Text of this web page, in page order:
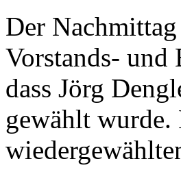
Der
Vorstands- und
dass Jörg
gewählt wurde.